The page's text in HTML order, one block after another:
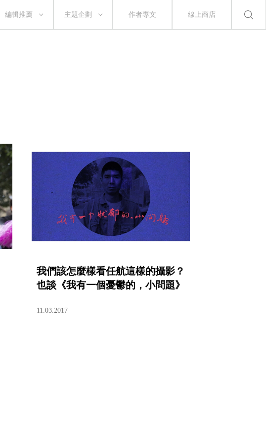
編輯推薦 主題企劃 作者專文 線上商店
我們該怎麼樣看任航這樣的攝影？
也談《我有一個憂鬱的，小問題》
11.03.2017